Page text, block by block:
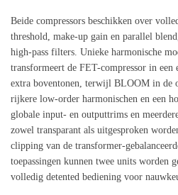
Beide compressors beschikken over
threshold, make-up gain en parallel
high-pass filters. Unieke harmonische
transformeert de FET-compressor in een
extra boventonen, terwijl BLOOM in de
rijkere low-order harmonischen en een
globale input- en outputtrims en
zowel transparant als uitgesproken
clipping van de transformer-
toepassingen kunnen twee units worden
volledig detented bediening voor